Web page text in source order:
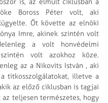
Boross Péter volt, aki
Őt követte az elnöki
Imre, akinek szintén volt
a volt honvédelmi
volt azokhoz köze.
az a Nikovits István , aki
titkosszolgálatokat, illetve a
az előző ciklusban is tagjai
teljesen természetes, hogy